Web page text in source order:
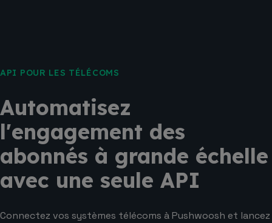
API POUR LES TÉLÉCOMS
Automatisez
l'engagement des
abonnés à grande échelle
avec une seule API
Connectez vos systèmes télécoms à Pushwoosh et lancez